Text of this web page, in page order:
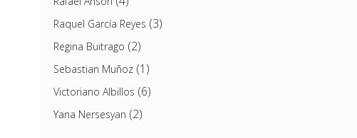
Raquel García Reyes (3)
Regina Buitrago (2)
Sebastian Muñoz(1)
Victoriano Albillos (6)
Yana Nersesyan (2)